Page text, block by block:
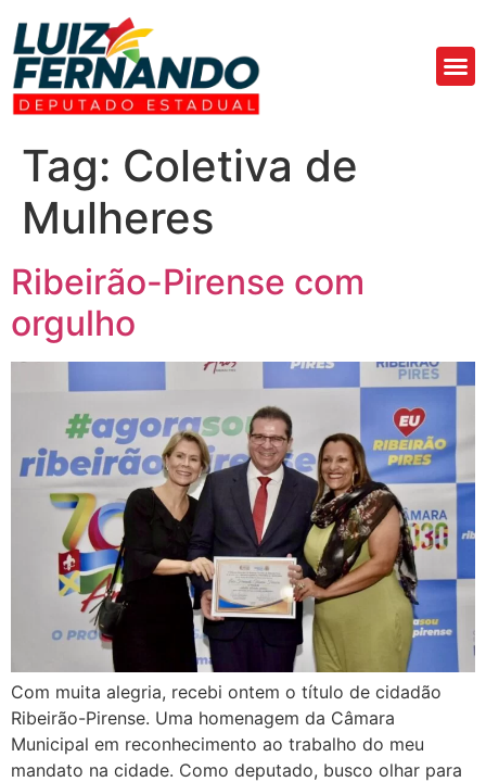
Tag: Coletiva de
Mulheres
Ribeirão-Pirense com
orgulho
Com muita alegria, recebi ontem o título de cidadão
Ribeirão-Pirense. Uma homenagem da Câmara
Municipal em reconhecimento ao trabalho do meu
mandato na cidade. Como deputado, busco olhar para